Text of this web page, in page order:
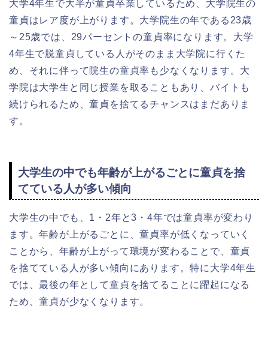
大学4年生で大半が童貞卒業しているため、大学院生の
童貞はレア度が上がります。大学院生の年である23歳
～25歳では、29パーセントの童貞率になります。大学
4年生で脱童貞している人がそのまま大学院に行くた
め、それに伴って院生の童貞率も少なくなります。大
学院は大学生と同じ授業を取ることもあり、バイトも
続けられるため、童貞を捨てるチャンスはまだありま
す。
大学生の中でも年齢が上がるごとに童貞を捨
てている人が多い傾向
大学生の中でも、1・2年と3・4年では童貞率が変わり
ます。年齢が上がるごとに、童貞率が低くなっていく
ことから、年齢が上がって環境が変わることで、童貞
を捨てている人が多い傾向にあります。特に大学4年生
では、最後の年として童貞を捨てることに躍起になる
ため、童貞が少なくなります。